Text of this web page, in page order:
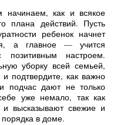
как и всякое
плана действий. Пусть
ребенок начнет
а главное — учится
настроем.
уборку всей семьей,
подтвердите, как важно
подчас дают не только
уже немало, так как
высказывают свежие и
в доме.